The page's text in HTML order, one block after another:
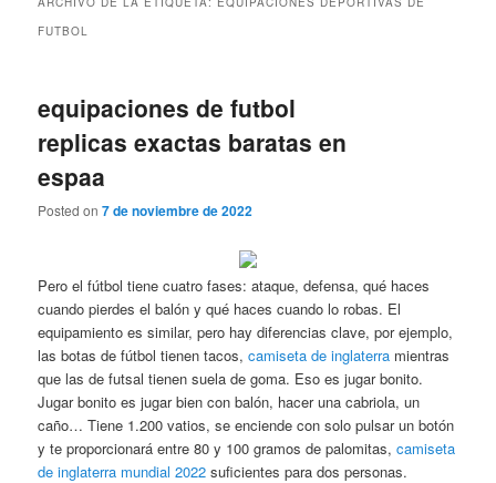
FUTBOL
equipaciones de futbol
replicas exactas baratas en
espaa
Posted on7 de noviembre de 2022
Pero el fútbol tiene cuatro fases: ataque, defensa, qué haces
cuando pierdes el balón y qué haces cuando lo robas. El
equipamiento es similar, pero hay diferencias clave, por ejemplo,
las botas de fútbol tienen tacos,camiseta de inglaterra mientras
que las de futsal tienen suela de goma. Eso es jugar bonito.
Jugar bonito es jugar bien con balón, hacer una cabriola, un
caño… Tiene 1.200 vatios, se enciende con solo pulsar un botón
y te proporcionará entre 80 y 100 gramos de palomitas,camiseta
de inglaterra mundial 2022 suficientes para dos personas.